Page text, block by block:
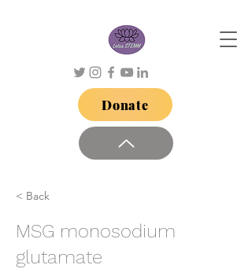
Donate
< Back
MSG monosodium
glutamate